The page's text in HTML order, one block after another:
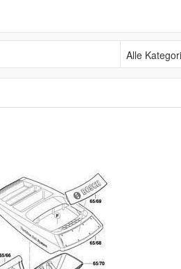
Alle Kategorien